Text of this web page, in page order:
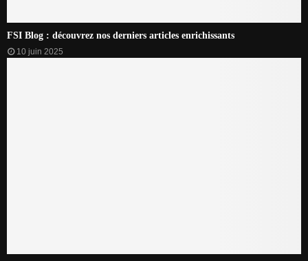
FSI Blog : découvrez nos derniers articles enrichissants
10 juin 2025